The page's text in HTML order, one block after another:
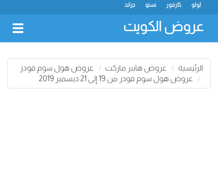
جراند نستو كارفور لولو
عروض الكويت
الرئيسية عروض هايبر ماركت
عروض هول سوم فودز
عروض هول سوم فودز من 19 إلى 21 ديسمبر 2019